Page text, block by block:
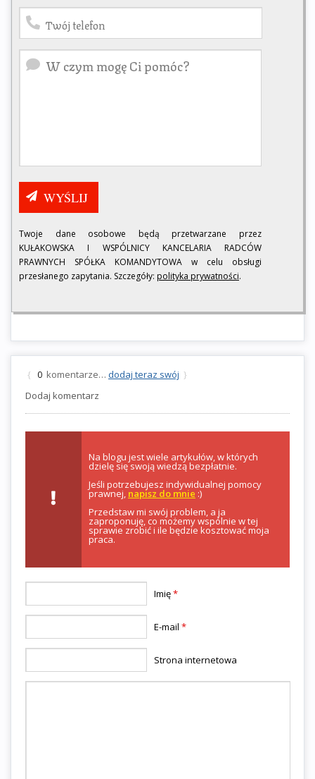
Twoje dane osobowe będą przetwarzane przez
KUŁAKOWSKA I WSPÓLNICY KANCELARIA RADCÓW
PRAWNYCH SPÓŁKA KOMANDYTOWA w celu obsługi
przesłanego zapytania. Szczegóły: polityka prywatności.
{ 0 komentarze… dodaj teraz swój }
Dodaj komentarz
Na blogu jest wiele artykułów, w których
dzielę się swoją wiedzą bezpłatnie.
Jeśli potrzebujesz indywidualnej pomocy
prawnej, napisz do mnie :)
Przedstaw mi swój problem, a ja
zaproponuję, co możemy wspólnie w tej
sprawie zrobić i ile będzie kosztować moja
praca.
Imię*
E-mail *
Strona internetowa